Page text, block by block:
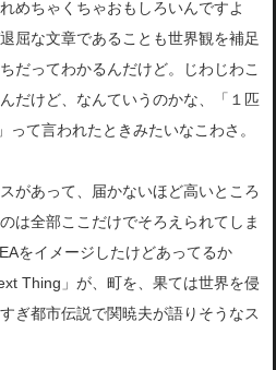
めちゃくちゃおもしろいんですよ
屈な文章であることも世界観を補足
だってわかるんだけど。じわじわこ
だけど、なんていうのかな、「１匹
って言われたときみたいなこわさ。
があって、届かないほど高いところ
は全部ここだけでそろえられてしま
をイメージしたけどあってるか
Thing」が、町を、果ては世界を侵
都市伝説で関暁夫が語りそうなス